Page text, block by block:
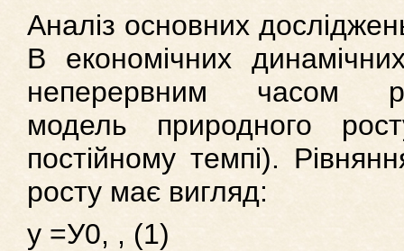
Аналіз основних
В економічних
неперервним часом
модель природного
постійному темпі).
росту має вигляд:
у =У0, , (1)